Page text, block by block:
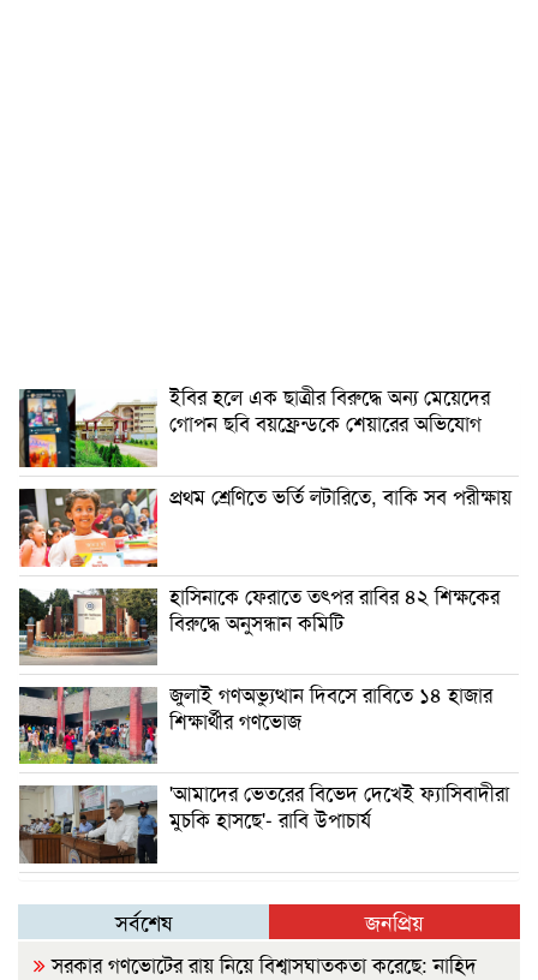
ইবির হলে এক ছাত্রীর বিরুদ্ধে অন্য মেয়েদের
গোপন ছবি বয়ফ্রেন্ডকে শেয়ারের অভিযোগ
প্রথম শ্রেণিতে ভর্তি লটারিতে, বাকি সব পরীক্ষায়
হাসিনাকে ফেরাতে তৎপর রাবির ৪২ শিক্ষকের
বিরুদ্ধে অনুসন্ধান কমিটি
জুলাই গণঅভ্যুত্থান দিবসে রাবিতে ১৪ হাজার
শিক্ষার্থীর গণভোজ
'আমাদের ভেতরের বিভেদ দেখেই ফ্যাসিবাদীরা
মুচকি হাসছে'- রাবি উপাচার্য
সর্বশেষ জনপ্রিয়
সরকার গণভোটের রায় নিয়ে বিশ্বাসঘাতকতা করেছে: নাহিদ